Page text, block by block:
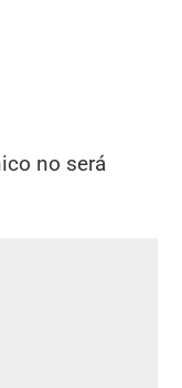
no será